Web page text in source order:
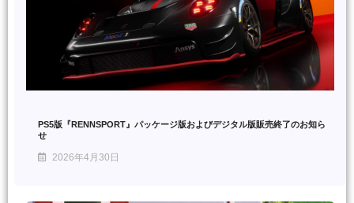
PS5版『RENNSPORT』パッケージ版およびデジタル版販売終了のお知ら
せ
2026年4月30日